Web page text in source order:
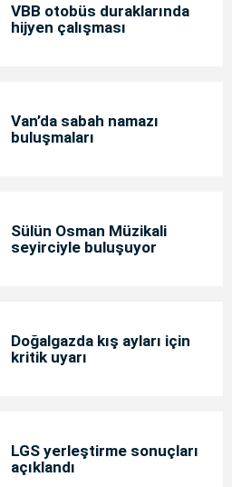
VBB otobüs duraklarında
hijyen çalışması
Van’da sabah namazı
buluşmaları
Sülün Osman Müzikali
seyirciyle buluşuyor
Doğalgazda kış ayları için
kritik uyarı
LGS yerleştirme sonuçları
açıklandı